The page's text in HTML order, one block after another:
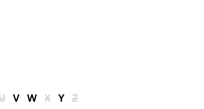
V W X Y Z